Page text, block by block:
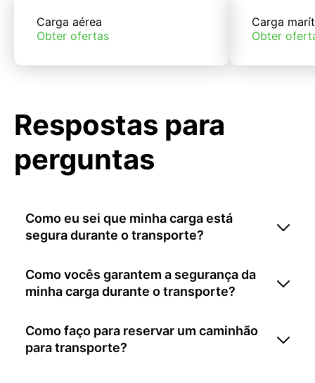
Carga aérea
Obter ofertas
Carga
Obter
Respostas para
perguntas
Como eu sei que minha carga está
segura durante o transporte?
Como vocês garantem a segurança da
minha carga durante o transporte?
Como faço para reservar um caminhão
para transporte?